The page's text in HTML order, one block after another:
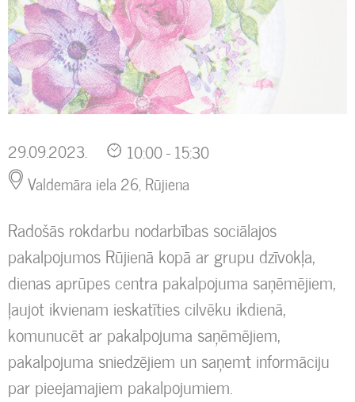
29.09.2023.
10:00 - 15:30
Valdemāra iela 26, Rūjiena
Radošās rokdarbu nodarbības sociālajos
pakalpojumos Rūjienā kopā ar grupu dzīvokļa,
dienas aprūpes centra pakalpojuma saņēmējiem,
ļaujot ikvienam ieskatīties cilvēku ikdienā,
komunucēt ar pakalpojuma saņēmējiem,
pakalpojuma sniedzējiem un saņemt informāciju
par pieejamajiem pakalpojumiem.